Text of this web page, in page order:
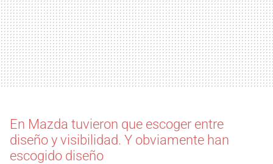
En Mazda tuvieron que escoger entre
diseño y visibilidad. Y obviamente han
escogido diseño